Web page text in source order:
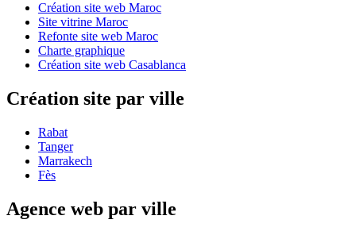
Création site web Maroc
Site vitrine Maroc
Refonte site web Maroc
Charte graphique
Création site web Casablanca
Création site par ville
Rabat
Tanger
Marrakech
Fès
Agence web par ville